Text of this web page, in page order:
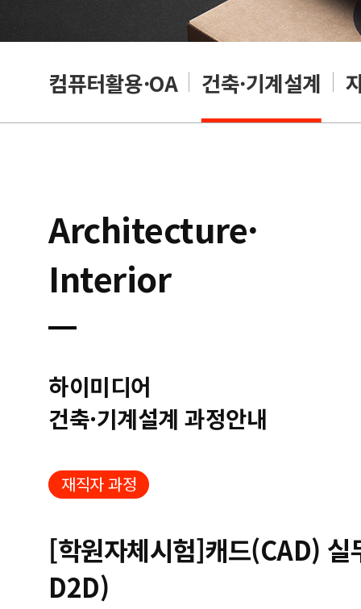
컴퓨터활용·OA 건축·기계설계
Architecture·
Interior
하이미디어
건축·기계설계 과정안내
재직자 과정
[학원자체시험]캐드(CAD) 실
D2D)